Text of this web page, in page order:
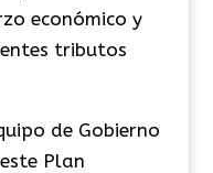
económico y
tributos
de Gobierno
Plan